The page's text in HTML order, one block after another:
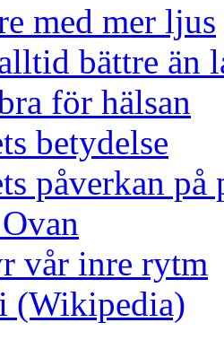
med mer ljus
bättre än
för hälsan
betydelse
påverkan på
vår inre rytm
(Wikipedia)